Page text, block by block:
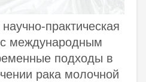
практическая
международным
подходы в
рака молочной